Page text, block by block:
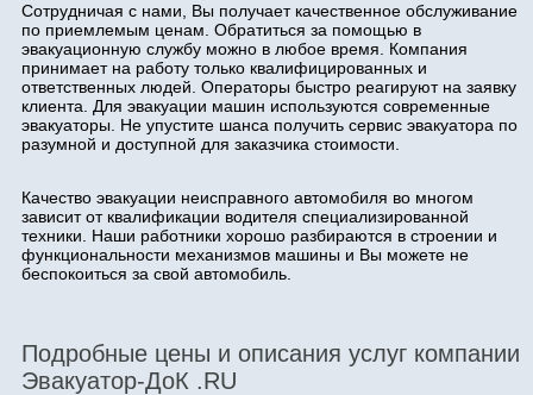
Сотрудничая с нами, Вы получает качественное обслуживание
по приемлемым ценам. Обратиться за помощью в
эвакуационную службу можно в любое время. Компания
принимает на работу только квалифицированных и
ответственных людей. Операторы быстро реагируют на заявку
клиента. Для эвакуации машин используются современные
эвакуаторы. Не упустите шанса получить сервис эвакуатора по
разумной и доступной для заказчика стоимости.
Качество эвакуации неисправного автомобиля во многом
зависит от квалификации водителя специализированной
техники. Наши работники хорошо разбираются в строении и
функциональности механизмов машины и Вы можете не
беспокоиться за свой автомобиль.
Подробные цены и описания услуг компании
Эвакуатор-ДоК .RU